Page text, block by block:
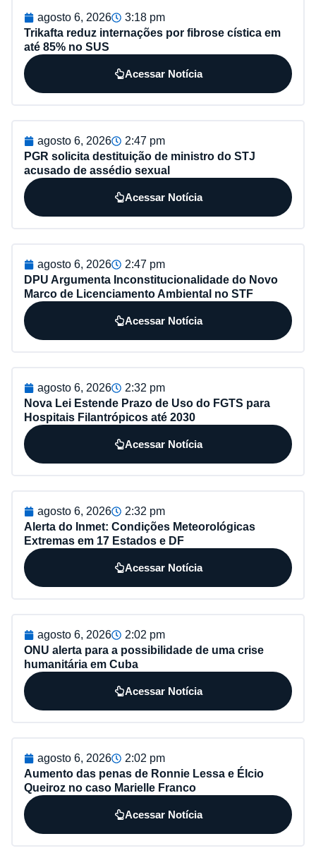
agosto 6, 2026
3:18 pm
Trikafta reduz internações por fibrose cística em
até 85% no SUS
Acessar Notícia
agosto 6, 2026
2:47 pm
PGR solicita destituição de ministro do STJ
acusado de assédio sexual
Acessar Notícia
agosto 6, 2026
2:47 pm
DPU Argumenta Inconstitucionalidade do Novo
Marco de Licenciamento Ambiental no STF
Acessar Notícia
agosto 6, 2026
2:32 pm
Nova Lei Estende Prazo de Uso do FGTS para
Hospitais Filantrópicos até 2030
Acessar Notícia
agosto 6, 2026
2:32 pm
Alerta do Inmet: Condições Meteorológicas
Extremas em 17 Estados e DF
Acessar Notícia
agosto 6, 2026
2:02 pm
ONU alerta para a possibilidade de uma crise
humanitária em Cuba
Acessar Notícia
agosto 6, 2026
2:02 pm
Aumento das penas de Ronnie Lessa e Élcio
Queiroz no caso Marielle Franco
Acessar Notícia